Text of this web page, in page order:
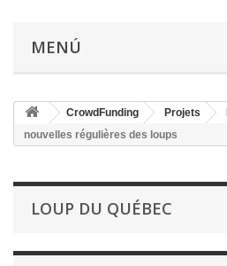
MENÚ
CrowdFunding Projets
nouvelles régulières des loups
LOUP DU QUÉBEC